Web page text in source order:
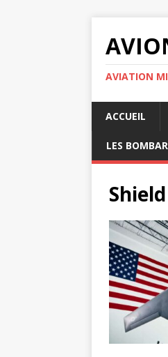
AVIATION
ACCUEIL
LES